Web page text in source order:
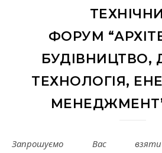
ФОРУМ
БУДІВНИЦТВО,
ТЕХНОЛОГІЯ,
МЕНЕДЖМЕНТ”
Запрошуємо Вас взяти участь у